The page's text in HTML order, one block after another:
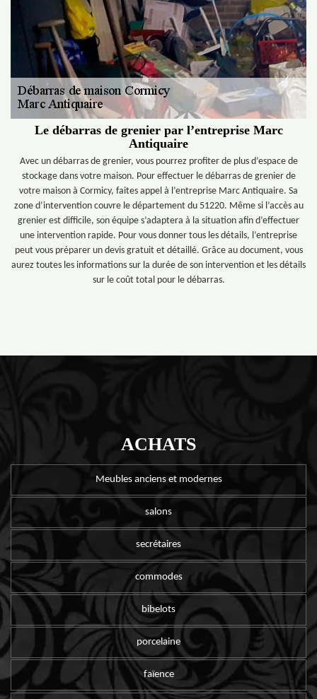
Le débarras de grenier par l’entreprise Marc
Antiquaire
Avec un débarras de grenier, vous pourrez profiter de plus d’espace de
stockage dans votre maison. Pour effectuer le débarras de grenier de
votre maison à Cormicy, faites appel à l’entreprise Marc Antiquaire. Sa
zone d’intervention couvre le département du 51220. Même si l’accès au
grenier est difficile, son équipe s’adaptera à la situation afin d’effectuer
une intervention rapide. Pour vous donner tous les détails, l’entreprise
peut vous préparer un devis gratuit et détaillé. Grâce au document, vous
aurez toutes les informations sur la durée de son intervention et les détails
sur le coût total pour le débarras.
ACHATS
Meubles anciens et modernes
salons
secrétaires
commodes
bibelots
porcelaine
faïence